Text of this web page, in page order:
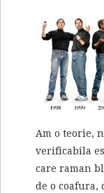
Am o teorie,
verificabila
care raman
de o coafura,